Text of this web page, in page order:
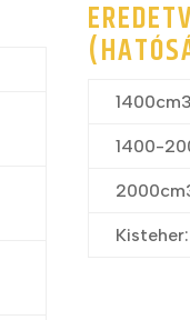
1400-
Kisteher: